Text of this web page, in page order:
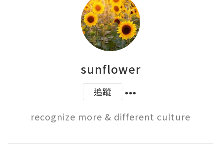
sunflower
追蹤
recognize more & different culture